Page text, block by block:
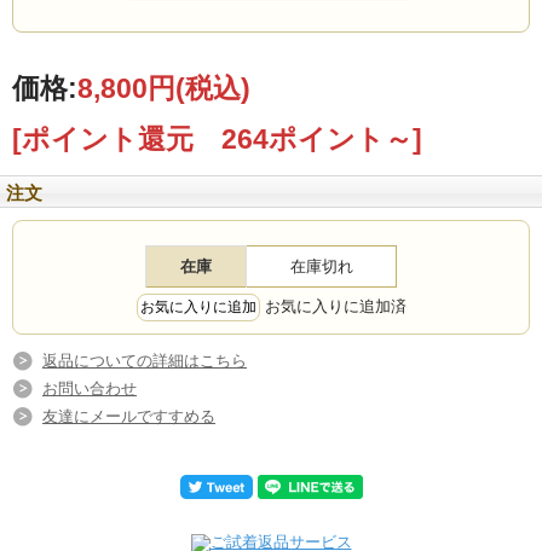
価格:8,800円(税込)
[ポイント還元 264ポイント～]
注文
在庫 在庫切れ
お気に入りに追加済
返品についての詳細はこちら
お問い合わせ
友達にメールですすめる